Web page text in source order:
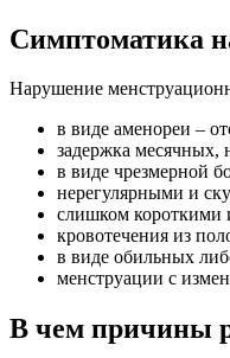
Симптоматика
Нарушение
в виде аменореи –
задержка месячных,
в виде чрезмерной
нерегулярными и
слишком короткими
кровотечения из
в виде обильных
менструации с
В чем причины